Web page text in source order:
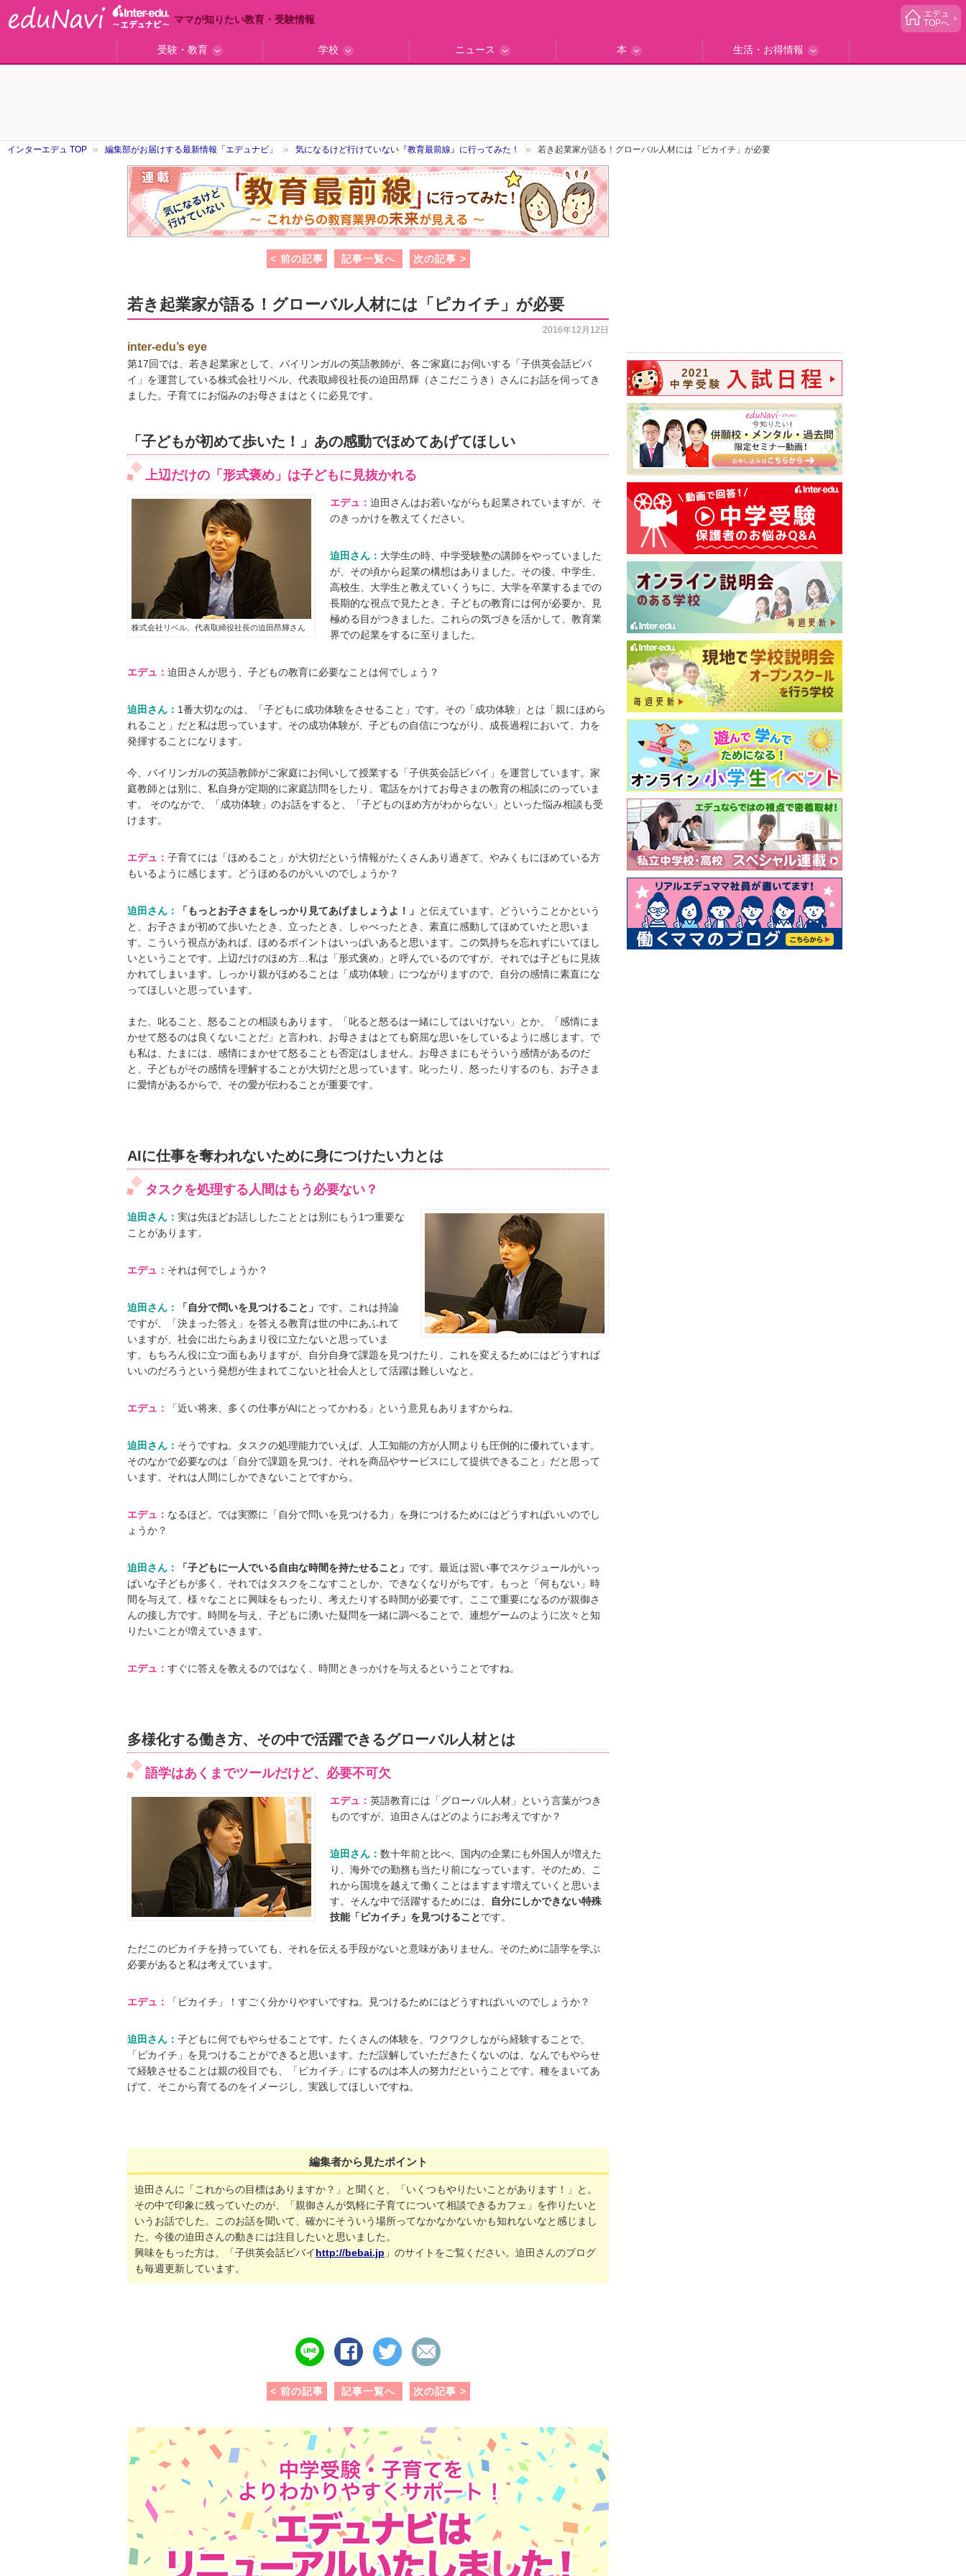
ママが知りたい教育・受験情報
エデュ
TOPへ
受験・教育
学校
ニュース
本
生活・お得情報
インターエデュ TOP 編集部がお届けする最新情報「エデュナビ」 気になるけど行けていない『教育最前線』に行ってみた！ 若き起業家が語る！グローバル人材には「ピカイチ」が必要
教
育
最
前
線
< 前の記事 記事一覧へ 次の記事 >
若き起業家が語る！グローバル人材には「ピカイチ」が必要
2016年12月12日
inter-edu’s eye
第17回では、若き起業家として、バイリンガルの英語教師が、各ご家庭にお伺いする「子供英会話ビバ
イ」を運営している株式会社リベル、代表取締役社長の迫田昂輝（さこだこうき）さんにお話を伺ってき
ました。子育てにお悩みのお母さまはとくに必見です。
「子どもが初めて歩いた！」あの感動でほめてあげてほしい
上辺だけの「形式褒め」は子どもに見抜かれる
株式会社リベル、代表取締役社長の迫田昂輝さん
エデュ： 迫田さんはお若いながらも起業されていますが、そ
のきっかけを教えてください。
迫田さん： 大学生の時、中学受験塾の講師をやっていました
が、その頃から起業の構想はありました。その後、中学生、
高校生、大学生と教えていくうちに、大学を卒業するまでの
長期的な視点で見たとき、子どもの教育には何が必要か、見
極める目がつきました。これらの気づきを活かして、教育業
界での起業をするに至りました。
エデュ： 迫田さんが思う、子どもの教育に必要なことは何でしょう？
迫田さん： 1番大切なのは、「子どもに成功体験をさせること」です。その「成功体験」とは「親にほめら
れること」だと私は思っています。その成功体験が、子どもの自信につながり、成長過程において、力を
発揮することになります。
今、バイリンガルの英語教師がご家庭にお伺いして授業する「子供英会話ビバイ」を運営しています。家
庭教師とは別に、私自身が定期的に家庭訪問をしたり、電話をかけてお母さまの教育の相談にのっていま
す。 そのなかで、「成功体験」のお話をすると、「子どものほめ方がわからない」といった悩み相談も受
けます。
エデュ： 子育てには「ほめること」が大切だという情報がたくさんあり過ぎて、やみくもにほめている方
もいるように感じます。どうほめるのがいいのでしょうか？
迫田さん： 「もっとお子さまをしっかり見てあげましょうよ！」 と伝えています。どういうことかという
と、お子さまが初めて歩いたとき、立ったとき、しゃべったとき、素直に感動してほめていたと思いま
す。こういう視点があれば、ほめるポイントはいっぱいあると思います。この気持ちを忘れずにいてほし
いということです。上辺だけのほめ方…私は「形式褒め」と呼んでいるのですが、それでは子どもに見抜
かれてしまいます。しっかり親がほめることは「成功体験」につながりますので、自分の感情に素直にな
ってほしいと思っています。
また、叱ること、怒ることの相談もあります。「叱ると怒るは一緒にしてはいけない」とか、「感情にま
かせて怒るのは良くないことだ」と言われ、お母さまはとても窮屈な思いをしているように感じます。で
も私は、たまには、感情にまかせて怒ることも否定はしません。お母さまにもそういう感情があるのだ
と、子どもがその感情を理解することが大切だと思っています。叱ったり、怒ったりするのも、お子さま
に愛情があるからで、その愛が伝わることが重要です。
AIに仕事を奪われないために身につけたい力とは
タスクを処理する人間はもう必要ない？
迫田さん： 実は先ほどお話ししたこととは別にもう1つ重要な
ことがあります。
エデュ： それは何でしょうか？
迫田さん： 「自分で問いを見つけること」 です。これは持論
ですが、「決まった答え」を答える教育は世の中にあふれて
いますが、社会に出たらあまり役に立たないと思っていま
す。もちろん役に立つ面もありますが、自分自身で課題を見つけたり、これを変えるためにはどうすれば
いいのだろうという発想が生まれてこないと社会人として活躍は難しいなと。
エデュ： 「近い将来、多くの仕事がAIにとってかわる」という意見もありますからね。
迫田さん： そうですね。タスクの処理能力でいえば、人工知能の方が人間よりも圧倒的に優れています。
そのなかで必要なのは「自分で課題を見つけ、それを商品やサービスにして提供できること」だと思って
います。それは人間にしかできないことですから。
エデュ： なるほど。では実際に「自分で問いを見つける力」を身につけるためにはどうすればいいのでし
ょうか？
迫田さん： 「子どもに一人でいる自由な時間を持たせること」 です。最近は習い事でスケジュールがいっ
ぱいな子どもが多く、それではタスクをこなすことしか、できなくなりがちです。もっと「何もない」時
間を与えて、様々なことに興味をもったり、考えたりする時間が必要です。ここで重要になるのが親御さ
んの接し方です。時間を与え、子どもに湧いた疑問を一緒に調べることで、連想ゲームのように次々と知
りたいことが増えていきます。
エデュ： すぐに答えを教えるのではなく、時間ときっかけを与えるということですね。
多様化する働き方、その中で活躍できるグローバル人材とは
語学はあくまでツールだけど、必要不可欠
エデュ： 英語教育には「グローバル人材」という言葉がつき
ものですが、迫田さんはどのようにお考えですか？
迫田さん： 数十年前と比べ、国内の企業にも外国人が増えた
り、海外での勤務も当たり前になっています。そのため、こ
れから国境を越えて働くことはますます増えていくと思いま
す。そんな中で活躍するためには、
自分にしかできない特殊
技能「ピカイチ」を見つけることです。
ただこのピカイチを持っていても、それを伝える手段がないと意味がありません。そのために語学を学ぶ
必要があると私は考えています。
エデュ： 「ピカイチ」！すごく分かりやすいですね。見つけるためにはどうすればいいのでしょうか？
迫田さん： 子どもに何でもやらせることです。たくさんの体験を、ワクワクしながら経験することで、
「ピカイチ」を見つけることができると思います。ただ誤解していただきたくないのは、なんでもやらせ
て経験させることは親の役目でも、「ピカイチ」にするのは本人の努力だということです。種をまいてあ
げて、そこから育てるのをイメージし、実践してほしいですね。
編集者から見たポイント
迫田さんに「これからの目標はありますか？」と聞くと、「いくつもやりたいことがあります！」と。
その中で印象に残っていたのが、「親御さんが気軽に子育てについて相談できるカフェ」を作りたいと
いうお話でした。このお話を聞いて、確かにそういう場所ってなかなかないかも知れないなと感じまし
た。今後の迫田さんの動きには注目したいと思いました。
興味をもった方は、「子供英会話ビバイhttp://bebai.jp 」のサイトをご覧ください。迫田さんのブログ
も毎週更新しています。
line
で
る
シ
ェ
す
る
ポ
ス
す
る
メ
ー
で
送
< 前の記事 記事一覧へ 次の記事 >